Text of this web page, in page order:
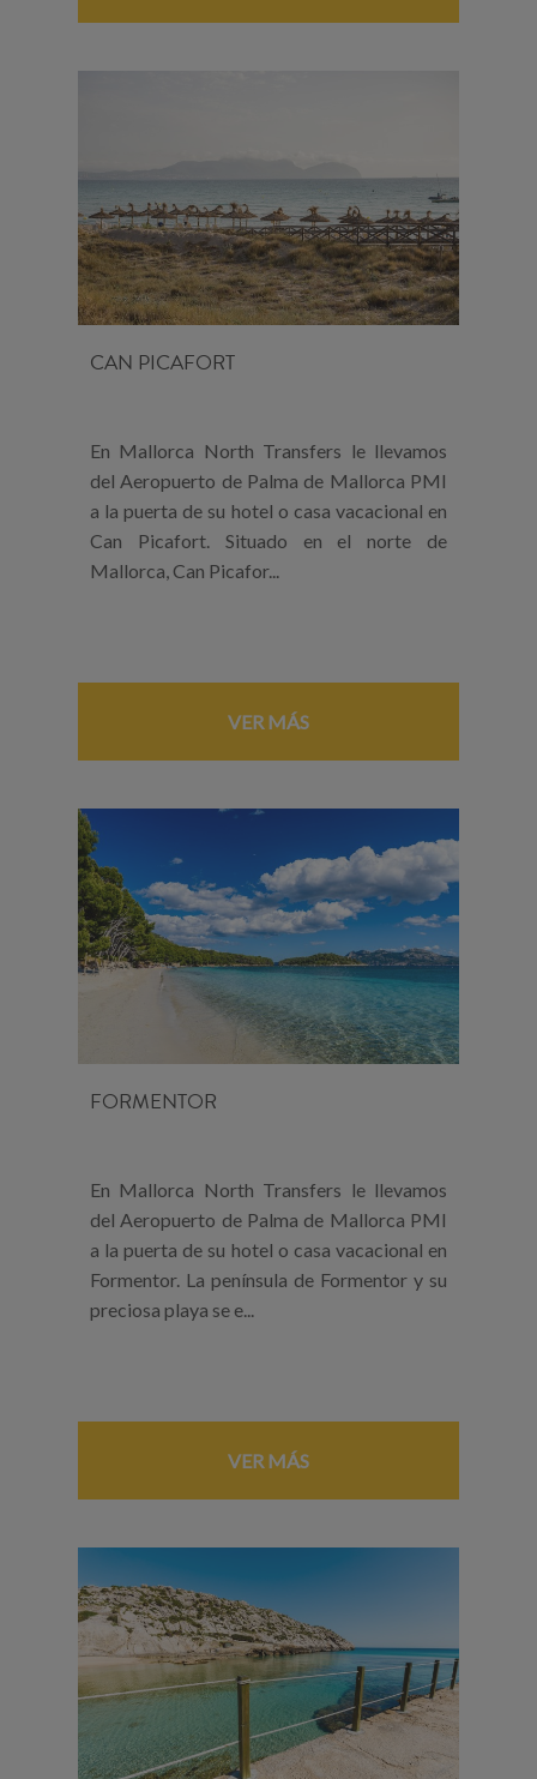
CAN PICAFORT
En Mallorca North Transfers le llevamos
del Aeropuerto de Palma de Mallorca PMI
a la puerta de su hotel o casa vacacional en
Can Picafort. Situado en el norte de
Mallorca, Can Picafor...
VER MÁS
FORMENTOR
En Mallorca North Transfers le llevamos
del Aeropuerto de Palma de Mallorca PMI
a la puerta de su hotel o casa vacacional en
Formentor. La península de Formentor y su
preciosa playa se e...
VER MÁS